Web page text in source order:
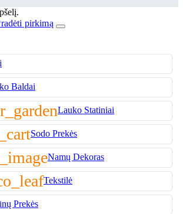
pirkimą
Baldai
Lauko Statiniai
Sodo Prekės
Namų Dekoras
Tekstilė
Prekės